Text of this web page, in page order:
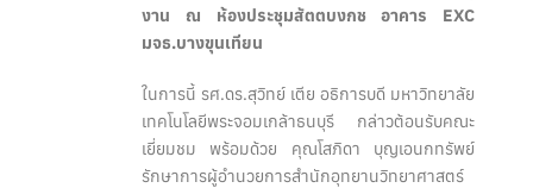
งาน ณ ห้องประชุมสัตตบงกช อาคาร EXC
มจธ.บางขุนเทียน
ในการนี้ รศ.ดร.สุวิทย์ เตีย อธิการบดี มหาวิทยาลัย
เทคโนโลยีพระจอมเกล้าธนบุรี กล่าวต้อนรับคณะ
เยี่ยมชม พร้อมด้วย คุณโสภิดา บุญเอนกทรัพย์
รักษาการผู้อำนวยการสำนักอุทยานวิทยาศาสตร์